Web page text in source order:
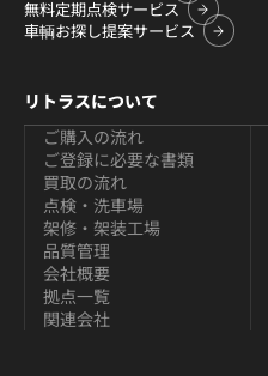
無料定期点検サービス
車輌お探し提案サービス
リトラスについて
ご購入の流れ
ご登録に必要な書類
買取の流れ
点検・洗車場
架修・架装工場
品質管理
会社概要
拠点一覧
関連会社